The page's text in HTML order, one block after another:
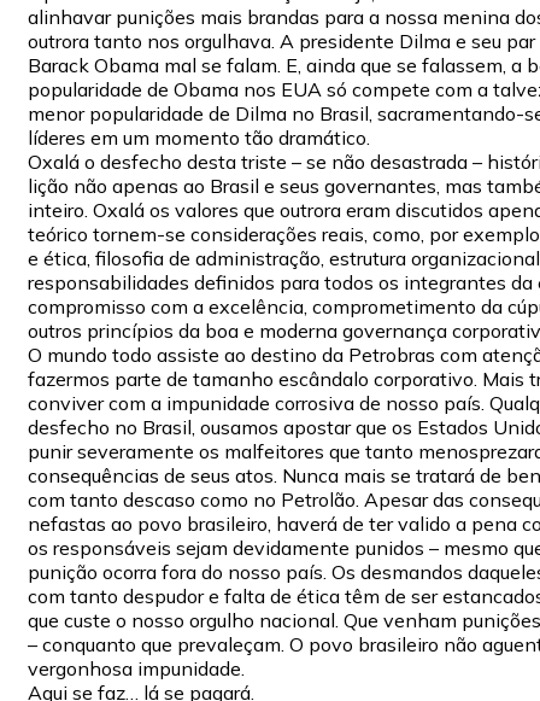
alinhavar punições mais brandas para a nossa menina
outrora tanto nos orgulhava. A presidente Dilma e seu
Barack Obama mal se falam. E, ainda que se falassem, a
popularidade de Obama nos EUA só compete com a
menor popularidade de Dilma no Brasil, sacramentando-
líderes em um momento tão dramático.
Oxalá o desfecho desta triste – se não desastrada –
lição não apenas ao Brasil e seus governantes, mas
inteiro. Oxalá os valores que outrora eram discutidos
teórico tornem-se considerações reais, como, por
e ética, filosofia de administração, estrutura
responsabilidades definidos para todos os integrantes da
compromisso com a excelência, comprometimento da
outros princípios da boa e moderna governança
O mundo todo assiste ao destino da Petrobras com
fazermos parte de tamanho escândalo corporativo. Mais
conviver com a impunidade corrosiva de nosso país.
desfecho no Brasil, ousamos apostar que os Estados
punir severamente os malfeitores que tanto
consequências de seus atos. Nunca mais se tratará de
com tanto descaso como no Petrolão. Apesar das
nefastas ao povo brasileiro, haverá de ter valido a pena
os responsáveis sejam devidamente punidos – mesmo
punição ocorra fora do nosso país. Os desmandos
com tanto despudor e falta de ética têm de ser
que custe o nosso orgulho nacional. Que venham
– conquanto que prevaleçam. O povo brasileiro não
vergonhosa impunidade.
Aqui se faz… lá se pagará.